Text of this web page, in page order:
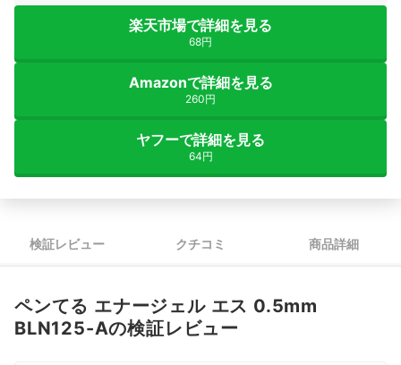
楽天市場で詳細を見る
68円
Amazonで詳細を見る
260円
ヤフーで詳細を見る
64円
検証レビュー クチコミ 商品詳細
ペンてる エナージェル エス 0.5mm
BLN125-Aの検証レビュー